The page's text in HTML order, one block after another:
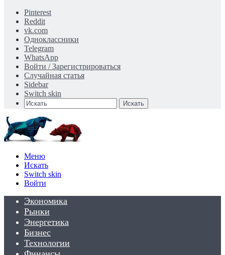
Pinterest
Reddit
vk.com
Одноклассники
Telegram
WhatsApp
Войти / Зарегистрироваться
Случайная статья
Sidebar
Switch skin
Искать
Меню
Искать
Switch skin
Войти
Экономика
Рынки
Энергетика
Бизнес
Технологии